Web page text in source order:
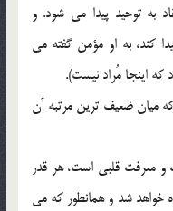
به توحيد پيدا مي شود. و
كند، به او مؤمن گفته مي
كه اينجا مُراد نيست).
ميان ضعيف ترين مرتبه آن
و معرفت قلبي است، هر قدر
خواهد شد و همانطور كه مي